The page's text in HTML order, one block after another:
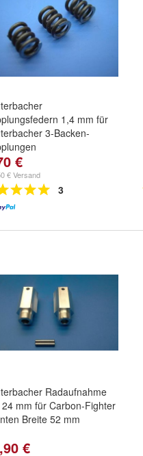
1,4 mm für
3-Backen-
€
€ Versand
3
Radaufnahme
24 mm für Carbon-Fighter
Breite 52 mm
€